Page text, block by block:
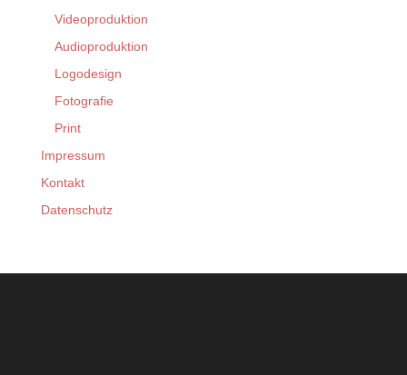
Videoproduktion
Audioproduktion
Logodesign
Fotografie
Print
Impressum
Kontakt
Datenschutz